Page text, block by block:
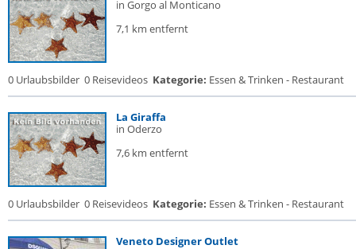
in Gorgo al Monticano
7,1 km entfernt
0 Urlaubsbilder 0 Reisevideos Kategorie: Essen & Trinken - Restaurant
La Giraffa
in Oderzo
7,6 km entfernt
0 Urlaubsbilder 0 Reisevideos Kategorie: Essen & Trinken - Restaurant
Veneto Designer Outlet